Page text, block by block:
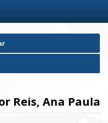
Reis, Ana Paula